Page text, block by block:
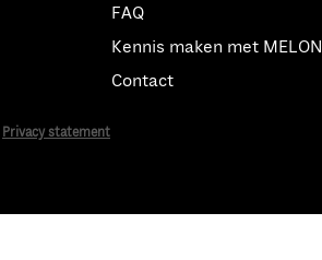
FAQ
Kennis maken met MELON
Contact
Privacy statement